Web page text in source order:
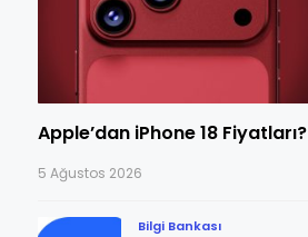
Apple’dan iPhone 18 Fiyatları?
5 Ağustos 2026
Bilgi Bankası